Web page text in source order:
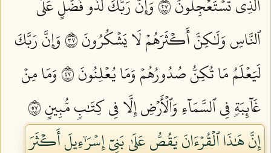
ٱلَّذِي تَسۡتَعۡجِلُونَ ٧٢
وَإِنَّ رَبَّكَ لَذُو فَضۡلٍ عَلَى
ٱلنَّاسِ وَلَٰكِنَّ أَكۡثَرَهُمۡ لَا يَشۡكُرُونَ ٧٣
وَإِنَّ رَبَّكَ
لَيَعۡلَمُ مَا تُكِنُّ صُدُورُهُمۡ وَمَا يُعۡلِنُونَ ٧٤
وَمَا مِنۡ
غَآئِبَةٖ فِي ٱلسَّمَآءِ وَٱلۡأَرۡضِ إِلَّا فِي كِتَٰبٖ مُّبِينٍ ٧٥
إِنَّ هَٰذَا ٱلۡقُرۡءَانَ يَقُصُّ عَلَىٰ بَنِيٓ إِسۡرَٰٓءِيلَ أَكۡثَرَ